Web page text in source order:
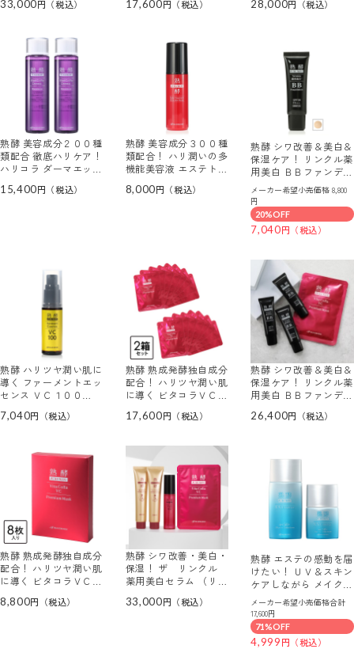
33,000
美白 ファンデーション
17,600
ワンセラム ４本分セッ
28,000
熟酵 美容成分２００種
類配合 徹底ハリケア！
ハリコラ ダーマエッセ
15,400
熟酵 美容成分３００種
類配合！ ハリ潤いの多
機能美容液 エステトリ
ワンセラム
8,000
熟酵 シワ改善＆美白＆
保湿ケア！ リンクル薬
用美白 ＢＢファンデー
ション （リンクル薬用
美白 ファンデーション
ＷＪＭ）
メーカー希望小売価格 8,800
円
20%OFF
7,040
熟酵 ハリツヤ潤い肌に
導く ファーメントエッ
センス ＶＣ１００
7,040
熟酵 熟成発酵独自成分
配合！ ハリツヤ潤い肌
に導く ビタコラＶＣ
セット
17,600
熟酵 シワ改善＆美白＆
保湿ケア！ リンクル薬
用美白 ＢＢファンデー
美白 ファンデーション
26,400
熟酵 熟成発酵独自成分
配合！ ハリツヤ潤い肌
に導く ビタコラＶＣ
8,800
熟酵 シワ改善・美白・
保湿！ ザ リンクル
薬用美白セラム （リン
ＪＭ５） デビュー６本
33,000
熟酵 エステの感動を届
けたい！ ＵＶ＆スキン
ケアしながら メイク効
果でトーンアップ エス
テトリートメント トー
ンアップ ＵＶエッセン
ス ３本分セット
メーカー希望小売価格合計
17,600円
71%OFF
4,999